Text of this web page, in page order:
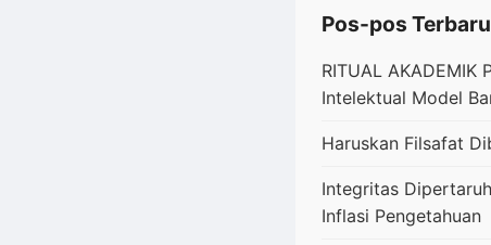
Pos-pos Terbaru
RITUAL AKADEMIK
Intelektual Model
Haruskan Filsafat
Integritas
Inflasi Pengetahuan